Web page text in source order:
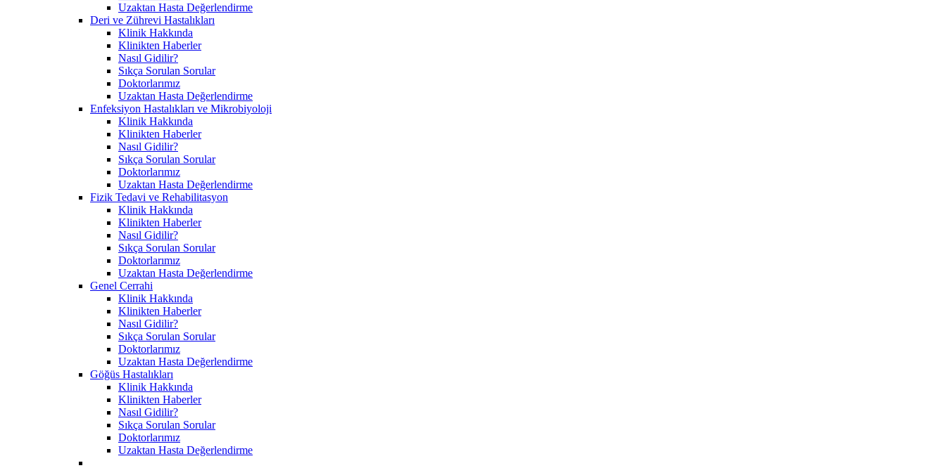
Uzaktan Hasta Değerlendirme
Deri ve Zührevi Hastalıkları
Klinik Hakkında
Klinikten Haberler
Nasıl Gidilir?
Sıkça Sorulan Sorular
Doktorlarımız
Uzaktan Hasta Değerlendirme
Enfeksiyon Hastalıkları ve Mikrobiyoloji
Klinik Hakkında
Klinikten Haberler
Nasıl Gidilir?
Sıkça Sorulan Sorular
Doktorlarımız
Uzaktan Hasta Değerlendirme
Fizik Tedavi ve Rehabilitasyon
Klinik Hakkında
Klinikten Haberler
Nasıl Gidilir?
Sıkça Sorulan Sorular
Doktorlarımız
Uzaktan Hasta Değerlendirme
Genel Cerrahi
Klinik Hakkında
Klinikten Haberler
Nasıl Gidilir?
Sıkça Sorulan Sorular
Doktorlarımız
Uzaktan Hasta Değerlendirme
Göğüs Hastalıkları
Klinik Hakkında
Klinikten Haberler
Nasıl Gidilir?
Sıkça Sorulan Sorular
Doktorlarımız
Uzaktan Hasta Değerlendirme